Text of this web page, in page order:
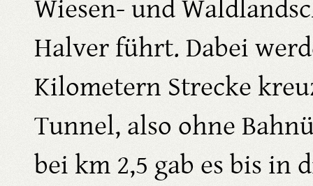
Wiesen- und
Halver führt. Dabei
Kilometern Strecke
Tunnel, also ohne
bei km 2,5 gab es bis in